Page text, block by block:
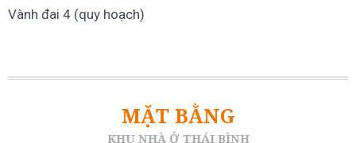
Vành đai 4 (quy hoạch)
MẶT BẰNG
KHU NHÀ Ở THÁI BÌNH